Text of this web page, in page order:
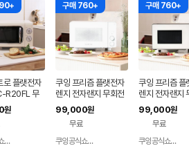
로 플랫전자
R20FL 무
지 미니 소
원
쿠잉공식쇼핑몰
구매 760+
쿠잉 프리즘 플랫전자
렌지 전자랜지 무회전
미니 소형 올화이트(M
C-P20WLF)
99,000원
무료
쿠잉공식쇼핑몰
구매 760+
쿠잉 프리즘 플
렌지 전자랜지
미니 소형 화
-P20WBF)
99,000원
무료
쿠잉공식쇼핑몰